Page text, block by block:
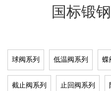
国标锻
球阀系列 低温阀系列 蝶
截止阀系列 止回阀系列